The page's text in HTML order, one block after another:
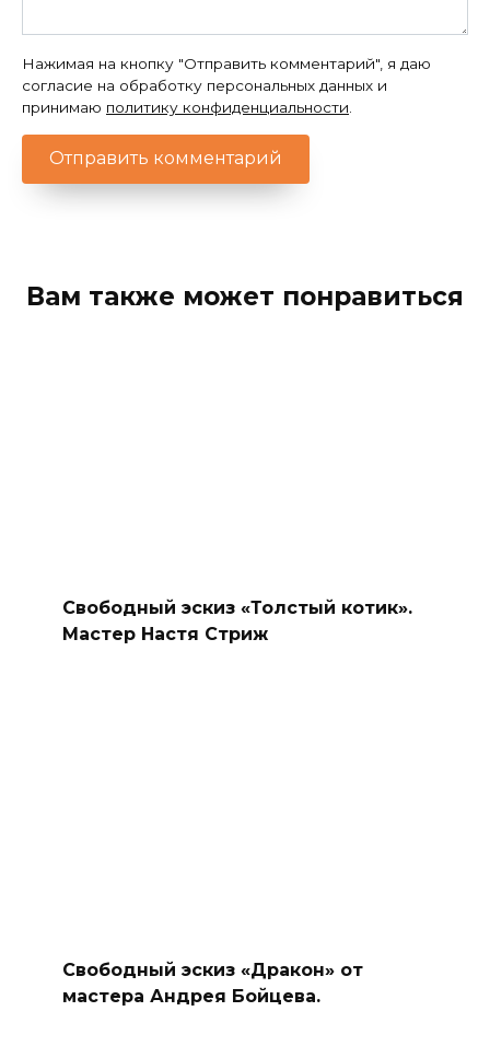
Нажимая на кнопку "Отправить комментарий", я даю
согласие на обработку персональных данных и
принимаю политику конфиденциальности
Вам также может понравиться
Свободный эскиз «Толстый котик».
Мастер Настя Стриж
Свободный эскиз «Дракон» от
мастера Андрея Бойцева.